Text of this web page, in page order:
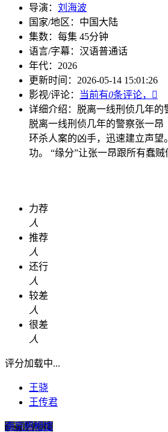
导演： 刘海波
国家/地区： 中国大陆
集数： 每集 45分钟
语言/字幕： 汉语普通话
年代： 2026
更新时间： 2026-05-14 15:01:26
影视/评论：
当前有0条评论，

详细介绍： 脱离一线刑侦几年
脱离一线刑侦几年的警察张一
环杀人案的凶手，迅速建立声
功。 “缘分”让张一昂跟所有蠢
力荐
人
推荐
人
还行
人
较差
人
很差
人
评分加载中...
王骁
王传君
南京照相馆